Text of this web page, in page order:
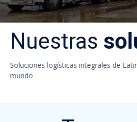
Nuestras
Soluciones logísticas integrales de
mundo